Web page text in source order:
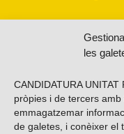
les
CANDIDATURA
pròpies i de tercers
emmagatzemar
de galetes, i conèixer el